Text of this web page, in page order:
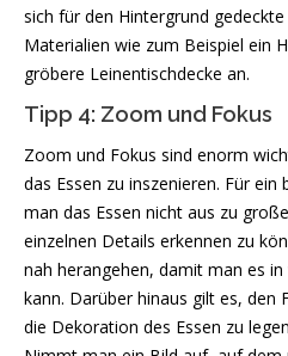
sich für den Hintergrund
Materialien wie zum Beispiel ein
gröbere Leinentischdecke an.
Tipp 4: Zoom und Fokus
Zoom und Fokus sind enorm
das Essen zu inszenieren. Für
man das Essen nicht aus zu
einzelnen Details erkennen zu
nah herangehen, damit man es
kann. Darüber hinaus gilt es, den
die Dekoration des Essen zu